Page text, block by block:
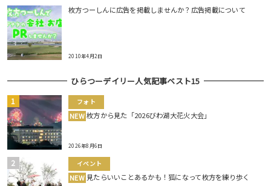
枚方つーしんに広告を掲載しませんか？広告掲載について
2010年4月2日
ひらつーデイリー人気記事ベスト15
フォト
NEW 枚方から見た「2026びわ湖大花火大会」
2026年8月6日
イベント
NEW 見たらいいことあるかも！狐になって枚方を練り歩く